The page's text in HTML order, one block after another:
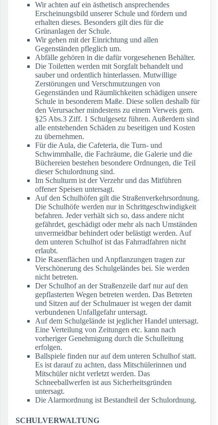
Wir achten auf ein ästhetisch ansprechendes
Erscheinungsbild unserer Schule und fördern und
erhalten dieses. Besonders gilt dies für die
Grünanlagen der Schule.
Wir gehen mit der Einrichtung und allen
Gegenständen pfleglich um.
Abfälle gehören in die dafür vorgesehenen Behälter.
Die Toiletten werden mit Sorgfalt behandelt und
sauber und ordentlich hinterlassen. Mutwillige
Zerstörungen und Verschmutzungen von
Gegenständen und Räumlichkeiten schädigen unsere
Schule in besonderem Maße. Diese sollen deshalb für
den Verursacher mindestens zu einem Verweis gem.
§25 Abs.3 Ziff. 1 Schulgesetz führen. Außerdem sind
alle entstehenden Schäden zu beseitigen und Kosten
zu übernehmen.
Für die Aula, die Cafeteria, die Turn- und
Schwimmhalle, die Fachräume, die Galerie und die
Büchereien bestehen besondere Ordnungen, die Teil
dieser Schulordnung sind.
Im Schulturm ist der Verzehr und das Mitführen
offener Speisen untersagt.
Auf den Schulhöfen gilt die Straßenverkehrsordnung.
Die Schulhöfe werden nur in Schrittgeschwindigkeit
befahren. Jeder verhält sich so, dass andere nicht
gefährdet, geschädigt oder mehr als nach Umständen
unvermeidbar behindert oder belästigt werden. Auf
dem unteren Schulhof ist das Fahrradfahren nicht
erlaubt.
Die Rasenflächen und Anpflanzungen tragen zur
Verschönerung des Schulgeländes bei. Sie werden
nicht betreten.
Der Schulhof an der Straßenzeile darf nur auf den
gepflasterten Wegen betreten werden. Das Betreten
und Sitzen auf der Schulmauer ist wegen der damit
verbundenen Unfallgefahr untersagt.
Auf dem Schulgelände ist jeglicher Handel untersagt.
Eine Verteilung von Zeitungen etc. kann nach
vorheriger Genehmigung durch die Schulleitung
erfolgen.
Ballspiele finden nur auf dem unteren Schulhof statt.
Es ist darauf zu achten, dass Mitschülerinnen und
Mitschüler nicht verletzt werden. Das
Schneeballwerfen ist aus Sicherheitsgründen
untersagt.
Die Alarmordnung ist Bestandteil der Schulordnung.
SCHULVERWALTUNG